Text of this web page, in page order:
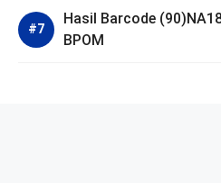
Hasil Barcode
BPOM